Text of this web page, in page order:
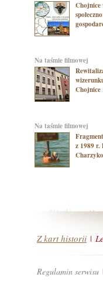
Chojnice w ujęciu
na taśmie filmowej
Rewitalizacja i zmiana
Chojnice
na taśmie filmowej
Fragment Dziennika TV
z 1989 r.
Z kart historii |
Regulamin serwisu